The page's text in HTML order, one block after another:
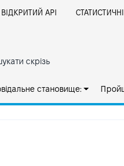
ВІДКРИТИЙ АРІ СТАТИСТИЧНІ
скрізь
становище: